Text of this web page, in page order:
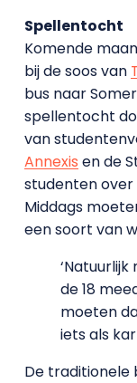
Spellentocht
Komende
bij de soos van
bus naar
spellentocht
van
Annexis en de
studenten over
Middags
een soort van
de 18
moeten
iets als
De